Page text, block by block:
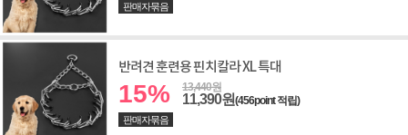
판매자묶음
반려견 훈련용 핀치칼라 XL 특대
15% 13,440원
11,390원(456point 적립)
판매자묶음